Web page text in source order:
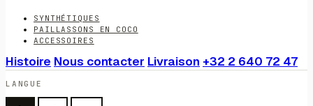
SYNTHÉTIQUES
PAILLASSONS EN COCO
ACCESSOIRES
Histoire Nous contacter Livraison +32 2 640 72 47
LANGUE